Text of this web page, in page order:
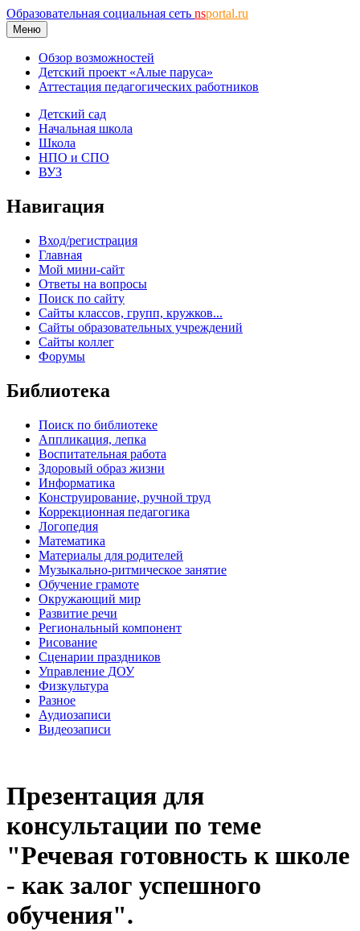
Образовательная социальная сеть nsportal.ru
Меню
Обзор возможностей
Детский проект «Алые паруса»
Аттестация педагогических работников
Детский сад
Начальная школа
Школа
НПО и СПО
ВУЗ
Навигация
Вход/регистрация
Главная
Мой мини-сайт
Ответы на вопросы
Поиск по сайту
Сайты классов, групп, кружков...
Сайты образовательных учреждений
Сайты коллег
Форумы
Библиотека
Поиск по библиотеке
Аппликация, лепка
Воспитательная работа
Здоровый образ жизни
Информатика
Конструирование, ручной труд
Коррекционная педагогика
Логопедия
Математика
Материалы для родителей
Музыкально-ритмическое занятие
Обучение грамоте
Окружающий мир
Развитие речи
Региональный компонент
Рисование
Сценарии праздников
Управление ДОУ
Физкультура
Разное
Аудиозаписи
Видеозаписи
Презентация для
консультации по теме
"Речевая готовность к школе
- как залог успешного
обучения".